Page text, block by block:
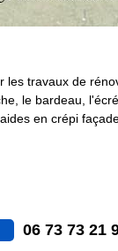
travaux de
le bardeau,
en crépi
06 73 73 21